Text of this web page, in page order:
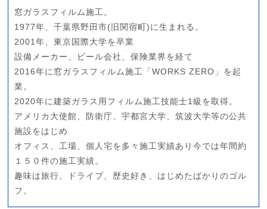
窓ガラスフィルム施工。
1977年、千葉県野田市(旧関宿町)に生まれる。
2001年、東京国際大学を卒業
設備メーカー、ビール会社、保険業界を経て
2016年に窓ガラスフィルム施工「WORKS ZERO」を起
業。
2020年に建築ガラス用フィルム施工技能士1級を取得。
アメリカ大使館、防衛庁、宇都宮大学、筑波大学等の公共
施設をはじめ
オフィス、工場、個人宅を多々施工実績あり今では年間約
１５０件の施工実績。
趣味は旅行、ドライブ、歴史好き、はじめたばかりのゴル
フ。